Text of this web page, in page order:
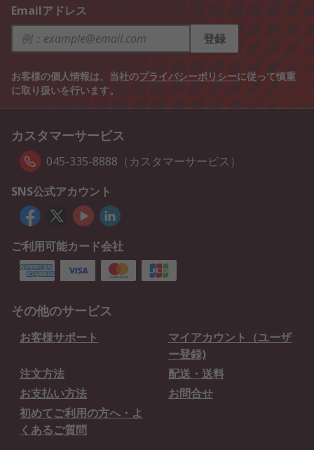
Emailアドレス
登録
お客様の個人情報は、当社のプライバシーポリシーに従って慎重
に取り扱いを行います。
カスタマーサービス
045-335-8888（カスタマーサービス）
SNS公式アカウント
ご利用可能カード会社
その他のサービス
お客様サポート
マイアカウント（ユーザ
ー登録)
注文方法
配送・送料
お支払い方法
お問合せ
初めてご利用の方へ・よ
くあるご質問